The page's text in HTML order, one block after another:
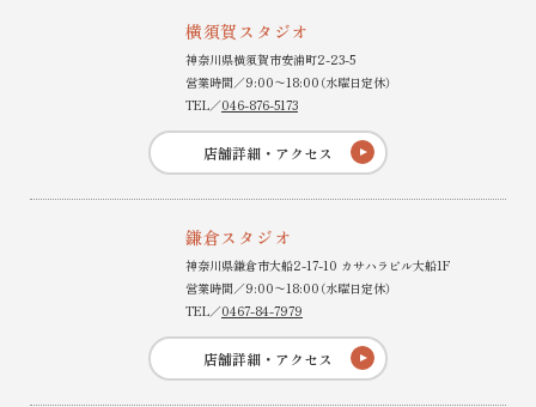
横須賀スタジオ
神奈川県横須賀市安浦町2-23-5
営業時間／9:00〜18:00（水曜日定休）
TEL／046-876-5173
店舗詳細・アクセス
鎌倉スタジオ
神奈川県鎌倉市大船2-17-10 カサハラビル大船1F
営業時間／9:00〜18:00（水曜日定休）
TEL／0467-84-7979
店舗詳細・アクセス